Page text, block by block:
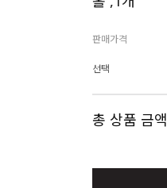
판매가격
선택
총 상품 금액